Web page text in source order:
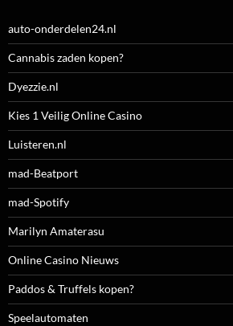
auto-onderdelen24.nl
Cannabis zaden kopen?
Dyezzie.nl
Kies 1 Veilig Online Casino
Luisteren.nl
mad-Beatport
mad-Spotify
Marilyn Amaterasu
Online Casino Nieuws
Paddos & Truffels kopen?
Speelautomaten